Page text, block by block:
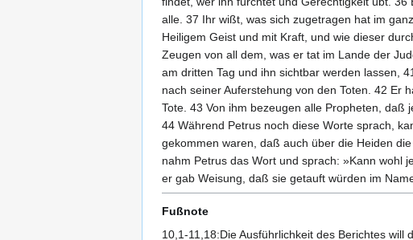
alle. 37 Ihr wißt, was sich zugetragen hat im
Heiligem Geist und mit Kraft, und wie dieser
Zeugen von all dem, was er tat im Lande der
am dritten Tag und ihn sichtbar werden lassen,
nach seiner Auferstehung von den Toten. 42 Er
Tote. 43 Von ihm bezeugen alle Propheten,
44 Während Petrus noch diese Worte sprach,
gekommen waren, daß auch über die Heiden
nahm Petrus das Wort und sprach: »Kann wohl
er gab Weisung, daß sie getauft würden im
Fußnote
10,1-11,18:Die Ausführlichkeit des Berichtes